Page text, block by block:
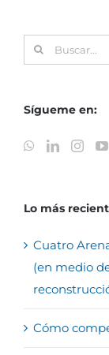
Buscar:
Sígueme en:
Lo más
Cuatro
(en medio
Cómo